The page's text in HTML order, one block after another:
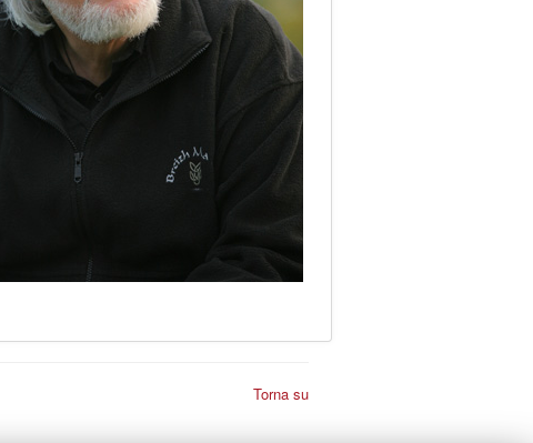
Torna su